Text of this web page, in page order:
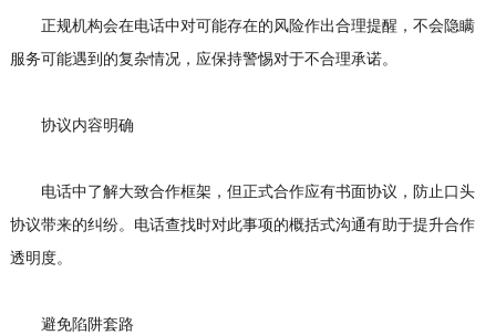
正规机构会在电话中对可能存在的风险作出合理提醒，不会隐瞒
服务可能遇到的复杂情况，应保持警惕对于不合理承诺。
协议内容明确
电话中了解大致合作框架，但正式合作应有书面协议，防止口头
协议带来的纠纷。电话查找时对此事项的概括式沟通有助于提升合作
透明度。
避免陷阱套路